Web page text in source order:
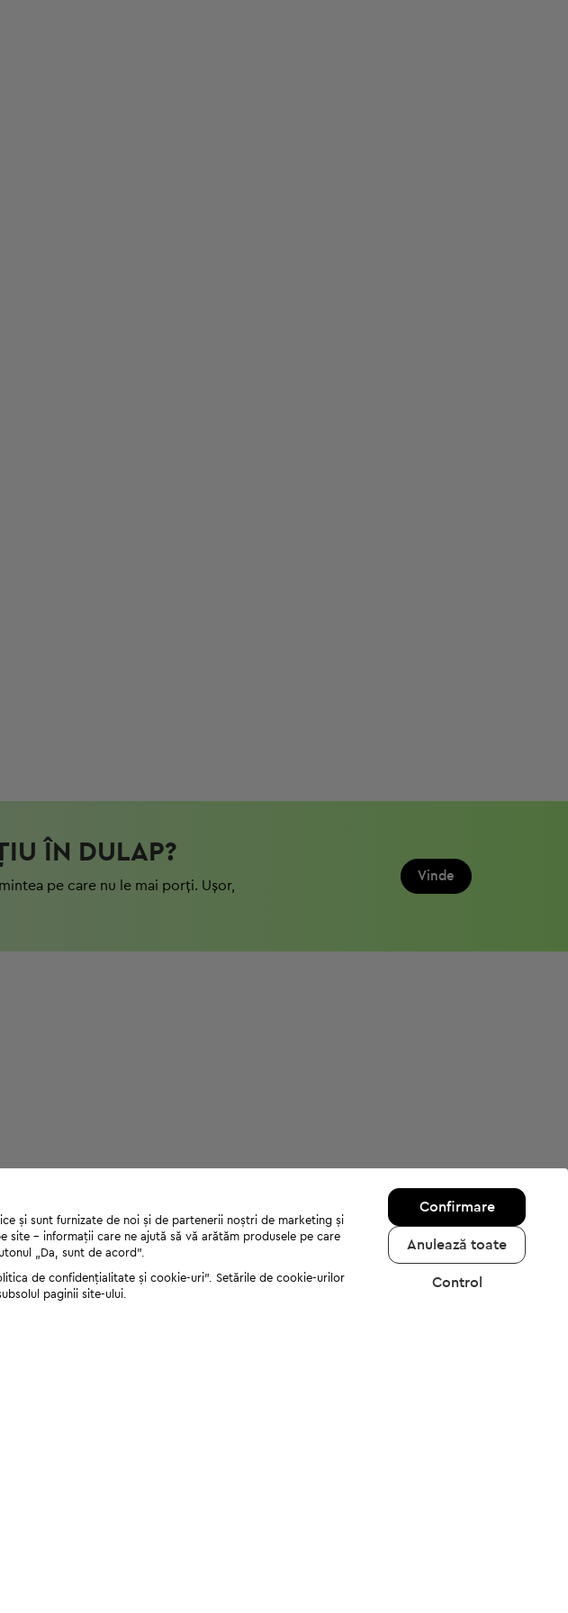
ÎN DULAP?
pe care nu le mai porți. Ușor,
Vinde
și sunt furnizate de noi și de partenerii noștri de marketing și
site - informații care ne ajută să vă arătăm produsele pe care
„Da, sunt de acord”.
de confidențialitate și cookie-uri". Setările de cookie-urilor
paginii site-ului.
Confirmare
Anulează toate
Control